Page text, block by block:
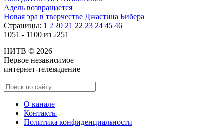
Адель возвращается
Новая эра в творчестве Джастина Бибера
Страницы: 1 2 20 21 22 23 24 45 46
1051 - 1100 из 2251
НИТВ © 2026
Первое независимое
интернет-телевидение
О канале
Контакты
Политика конфиденциальности